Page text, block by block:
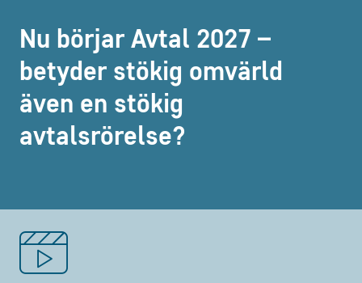
Nu börjar Avtal 2027 –
betyder stökig omvärld
även en stökig
avtalsrörelse?